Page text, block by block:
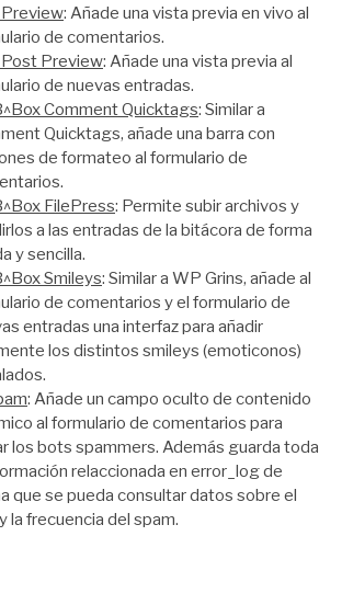
: Añade una vista previa en vivo al
de comentarios.
Preview: Añade una vista previa al
de nuevas entradas.
Comment Quicktags: Similar a
Quicktags, añade una barra con
de formateo al formulario de
FilePress: Permite subir archivos y
a las entradas de la bitácora de forma
y sencilla.
Smileys: Similar a WP Grins, añade al
de comentarios y el formulario de
entradas una interfaz para añadir
los distintos smileys (emoticonos)
: Añade un campo oculto de contenido
al formulario de comentarios para
los bots spammers. Además guarda toda
relaccionada en error_log de
que se pueda consultar datos sobre el
la frecuencia del spam.